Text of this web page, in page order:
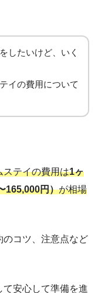
したいけど、いく
イの費用について
ステイの費用は1ヶ
165,000円）が相場
のコツ、注意点など
安心して準備を進